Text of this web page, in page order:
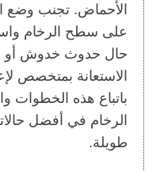
الأحماض. تجنب وضع
على سطح الرخام
حال حدوث خدوش أو
الاستعانة بمتخصص
باتباع هذه الخطوات
الرخام في أفضل
طويلة.